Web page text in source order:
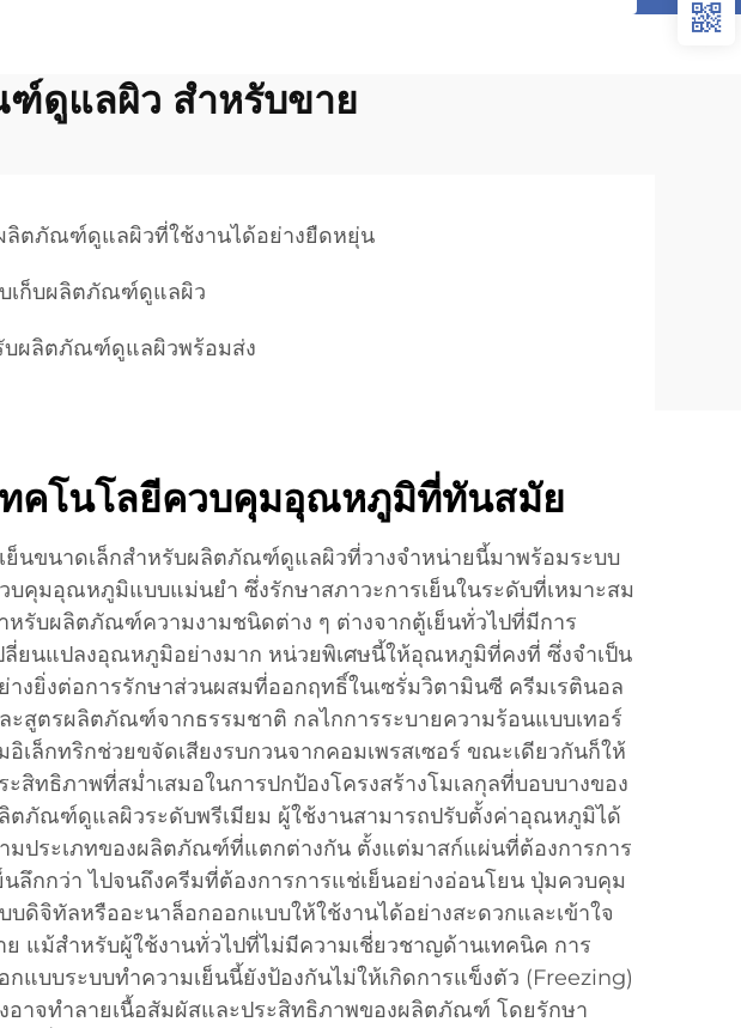
ดูแลผิว สำหรับขาย
ลิตภัณฑ์ดูแลผิวที่ใช้งานได้อย่างยืดหยุ่น
เก็บผลิตภัณฑ์ดูแลผิว
บผลิตภัณฑ์ดูแลผิวพร้อมส่ง
ทคโนโลยีควบคุมอุณหภูมิที่ทันสมัย
ย็นขนาดเล็กสำหรับผลิตภัณฑ์ดูแลผิวที่วางจำหน่ายนี้มาพร้อมระบบ
บคุมอุณหภูมิแบบแม่นยำ ซึ่งรักษาสภาวะการเย็นในระดับที่เหมาะสม
หรับผลิตภัณฑ์ความงามชนิดต่าง ๆ ต่างจากตู้เย็นทั่วไปที่มีการ
ลี่ยนแปลงอุณหภูมิอย่างมาก หน่วยพิเศษนี้ให้อุณหภูมิที่คงที่ ซึ่งจำเป็น
างยิ่งต่อการรักษาส่วนผสมที่ออกฤทธิ์ในเซรั่มวิตามินซี ครีมเรตินอล
ะสูตรผลิตภัณฑ์จากธรรมชาติ กลไกการระบายความร้อนแบบเทอร์
อิเล็กทริกช่วยขจัดเสียงรบกวนจากคอมเพรสเซอร์ ขณะเดียวกันก็ให้
ะสิทธิภาพที่สม่ำเสมอในการปกป้องโครงสร้างโมเลกุลที่บอบบางของ
ตภัณฑ์ดูแลผิวระดับพรีเมียม ผู้ใช้งานสามารถปรับตั้งค่าอุณหภูมิได้
มประเภทของผลิตภัณฑ์ที่แตกต่างกัน ตั้งแต่มาสก์แผ่นที่ต้องการการ
นลึกกว่า ไปจนถึงครีมที่ต้องการการแช่เย็นอย่างอ่อนโยน ปุ่มควบคุม
บดิจิทัลหรืออะนาล็อกออกแบบให้ใช้งานได้อย่างสะดวกและเข้าใจ
ย แม้สำหรับผู้ใช้งานทั่วไปที่ไม่มีความเชี่ยวชาญด้านเทคนิค การ
กแบบระบบทำความเย็นนี้ยังป้องกันไม่ให้เกิดการแข็งตัว (Freezing)
อาจทำลายเนื้อสัมผัสและประสิทธิภาพของผลิตภัณฑ์ โดยรักษา